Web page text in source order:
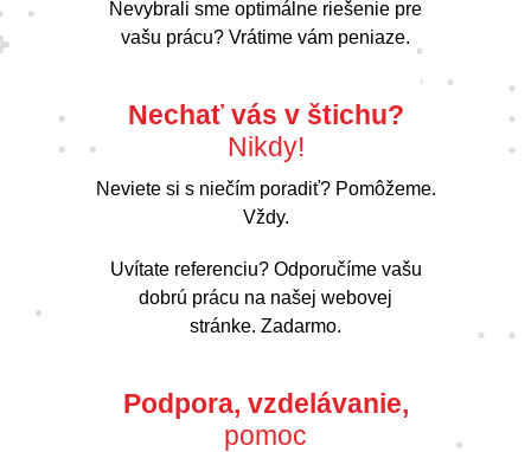
Nevybrali sme optimálne riešenie pre
vašu prácu? Vrátime vám peniaze.
Nechať vás v štichu?
Nikdy!
Neviete si s niečím poradiť? Pomôžeme.
Vždy.
Uvítate referenciu? Odporučíme vašu
dobrú prácu na našej webovej
stránke. Zadarmo.
Podpora, vzdelávanie,
pomoc